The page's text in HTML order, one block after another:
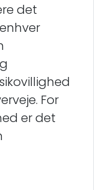
det
For
er det